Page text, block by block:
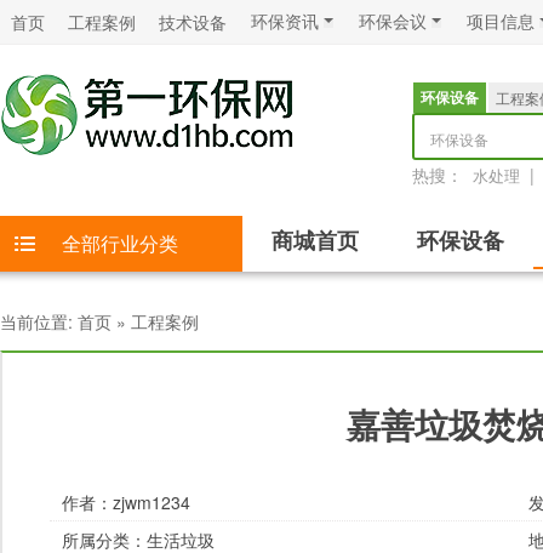
首页 工程案例 技术设备 环保资讯 环保会议 项目信息
环保设备
工程案
环保设备
热搜： 水处理 |
全部行业分类 商城首页 环保设备
当前位置: 首页 » 工程案例
嘉善垃圾焚
作者： zjwm1234
所属分类： 生活垃圾